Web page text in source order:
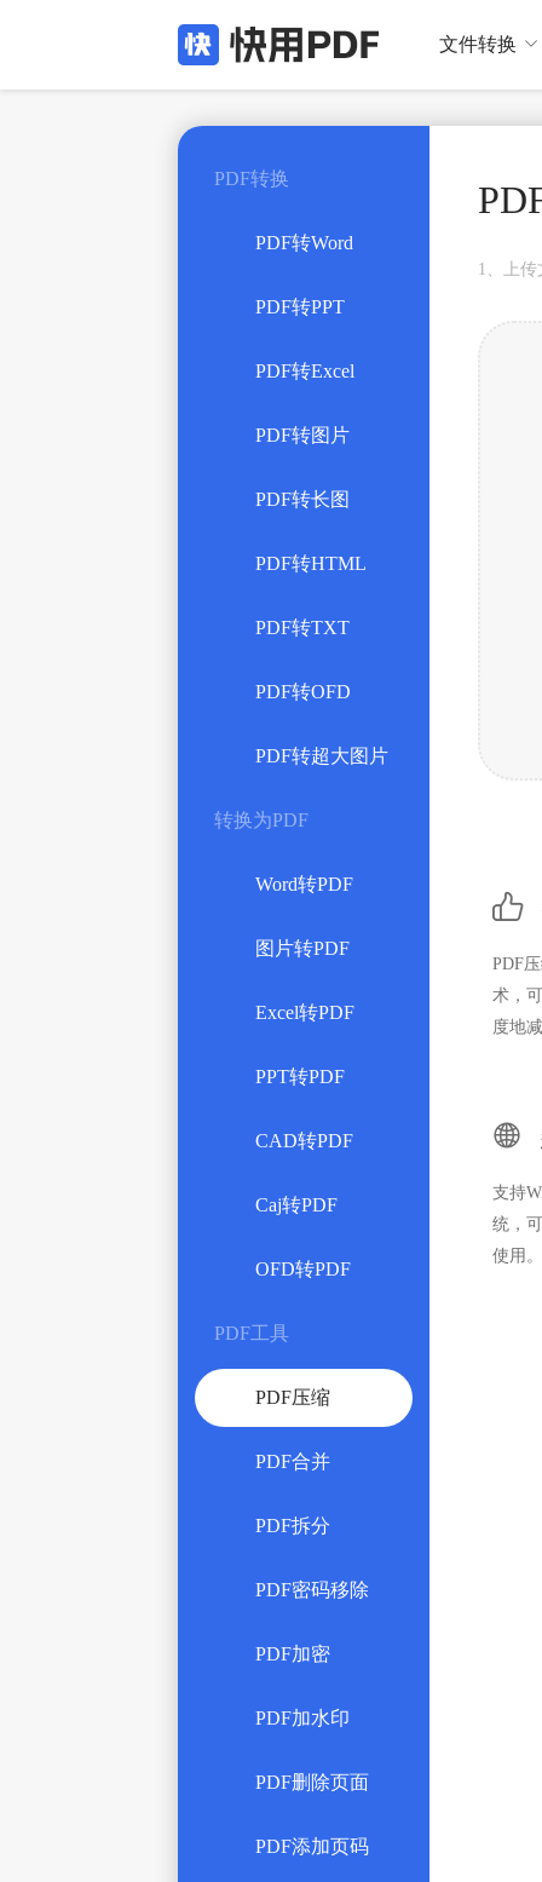
文件转换 
PDF转换
PDF转Word
PDF转PPT
PDF转Excel
PDF转图片
PDF转长图
PDF转HTML
PDF转TXT
PDF转OFD
PDF转超大图片
转换为PDF
Word转PDF
图片转PDF
Excel转PDF
PPT转PDF
CAD转PDF
Caj转PDF
OFD转PDF
PDF工具
PDF压缩
PDF合并
PDF拆分
PDF密码移除
PDF加密
PDF加水印
PDF删除页面
PDF添加页码
1、上

PDF
术，
度地

支持
统，
使用。